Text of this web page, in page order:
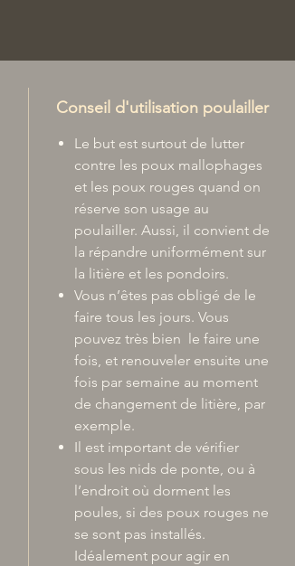
Conseil d'utilisation poulailler
Le but est surtout de lutter
contre les poux mallophages
et les poux rouges quand on
réserve son usage au
poulailler. Aussi, il convient de
la répandre uniformément sur
la litière et les pondoirs.
Vous n’êtes pas obligé de le
faire tous les jours. Vous
pouvez très bien le faire une
fois, et renouveler ensuite une
fois par semaine au moment
de changement de litière, par
exemple.
Il est important de vérifier
sous les nids de ponte, ou à
l’endroit où dorment les
poules, si des poux rouges ne
se sont pas installés.
Idéalement pour agir en